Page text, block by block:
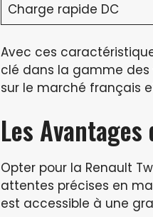
Charge rapide DC
Avec ces
clé dans la gamme des
sur le marché français
Les
Opter pour la Renault
attentes précises en
est accessible à une